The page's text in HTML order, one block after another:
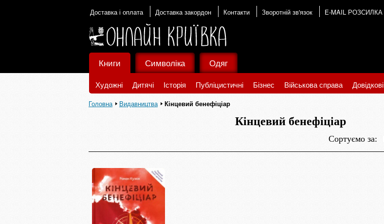
Доставка і оплата Доставка закордон Контакти Зворотній зв'язок E-MAIL РОЗСИЛКА
Книги
Художні Дитячі Історія Публіцистичні Бізнес Військова справа Довідкові
Символіка Одяг
Головна Видавництва Кінцевий бенефіціар
Кінцевий бенефіціар
Сортуємо за: